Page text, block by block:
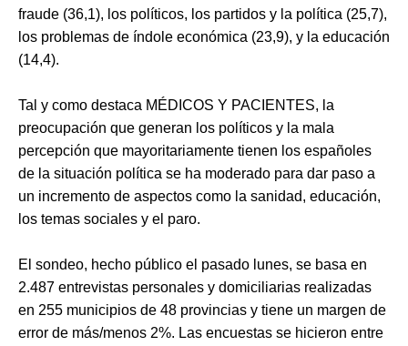
fraude (36,1), los políticos, los partidos y la política (25,7),
los problemas de índole económica (23,9), y la educación
(14,4).
Tal y como destaca MÉDICOS Y PACIENTES, la
preocupación que generan los políticos y la mala
percepción que mayoritariamente tienen los españoles
de la situación política se ha moderado para dar paso a
un incremento de aspectos como la sanidad, educación,
los temas sociales y el paro.
El sondeo, hecho público el pasado lunes, se basa en
2.487 entrevistas personales y domiciliarias realizadas
en 255 municipios de 48 provincias y tiene un margen de
error de más/menos 2%. Las encuestas se hicieron entre